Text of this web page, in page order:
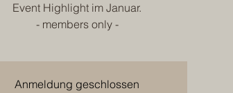
Event Highlight im Januar.
- members only -
Anmeldung geschlossen